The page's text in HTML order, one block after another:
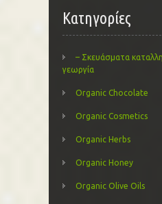
Kατηγορίες
– Σκευάσματα
γεωργία
Organic Chocolate
Organic Cosmetics
Organic Herbs
Organic Honey
Organic Olive Oils